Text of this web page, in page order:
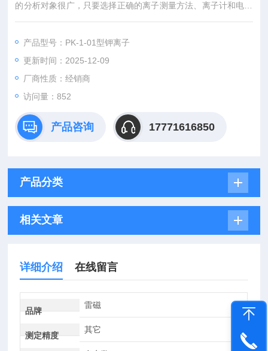
的分析对象很广，只要选择正确的离子测量方法、离子计和电极
便可以测得相应离子的浓度值。现已成功应用于环境监测、水质
产品型号：PK-1-01型钾离子
更新时间：2025-12-09
厂商性质：经销商
访问量：852
产品咨询 17771616850
产品分类
相关文章
详细介绍 在线留言
品牌
雷磁
测定精度
其它